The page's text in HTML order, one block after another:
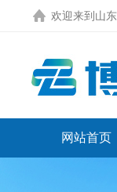
欢迎来到 山
网站首页